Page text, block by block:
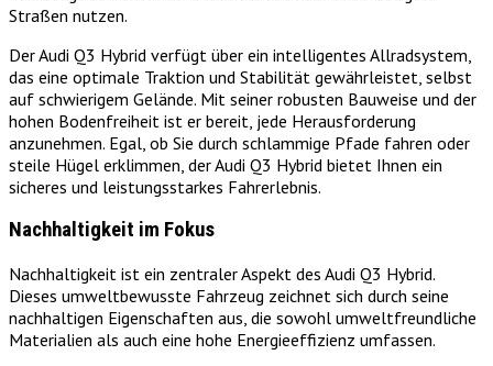
Straßen nutzen.
Der Audi Q3 Hybrid verfügt über ein intelligentes Allradsystem,
das eine optimale Traktion und Stabilität gewährleistet, selbst
auf schwierigem Gelände. Mit seiner robusten Bauweise und der
hohen Bodenfreiheit ist er bereit, jede Herausforderung
anzunehmen. Egal, ob Sie durch schlammige Pfade fahren oder
steile Hügel erklimmen, der Audi Q3 Hybrid bietet Ihnen ein
sicheres und leistungsstarkes Fahrerlebnis.
Nachhaltigkeit im Fokus
Nachhaltigkeit ist ein zentraler Aspekt des Audi Q3 Hybrid.
Dieses umweltbewusste Fahrzeug zeichnet sich durch seine
nachhaltigen Eigenschaften aus, die sowohl umweltfreundliche
Materialien als auch eine hohe Energieeffizienz umfassen.